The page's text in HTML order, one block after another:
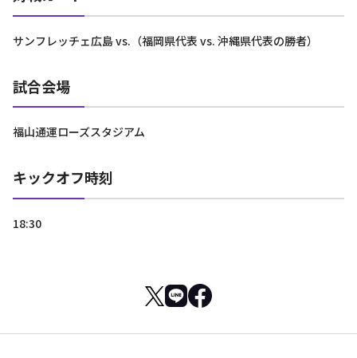
サンフレッチェ広島 vs.（福岡県代表 vs. 沖縄県代表の勝者）
試合会場
福山通運ローズスタジアム
キックオフ時刻
18:30